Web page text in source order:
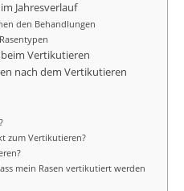
Jahresverlauf
den Behandlungen
Vertikutieren
nach dem Vertikutieren
zum Vertikutieren?
mein Rasen vertikutiert werden